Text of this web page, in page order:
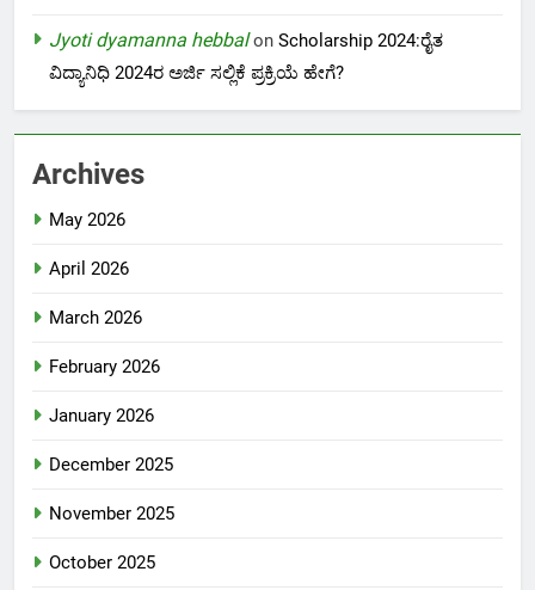
Jyoti dyamanna hebbalon Scholarship 2024:ರೈತ
ವಿದ್ಯಾನಿಧಿ 2024ರ ಅರ್ಜಿ ಸಲ್ಲಿಕೆ ಪ್ರಕ್ರಿಯೆ ಹೇಗೆ?
Archives
May 2026
April 2026
March 2026
February 2026
January 2026
December 2025
November 2025
October 2025